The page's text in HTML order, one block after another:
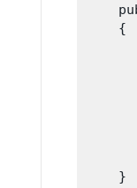
    {
    }